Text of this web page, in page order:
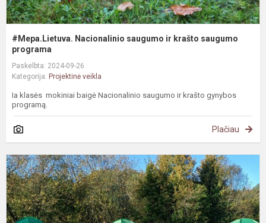
#Mepa.Lietuva. Nacionalinio saugumo ir krašto saugumo
programa
Paskelbta: 2024-09-26
Kategorija: Projektinė veikla
Ia klasės mokiniai baigė Nacionalinio saugumo ir krašto gynybos
programą.
Plačiau